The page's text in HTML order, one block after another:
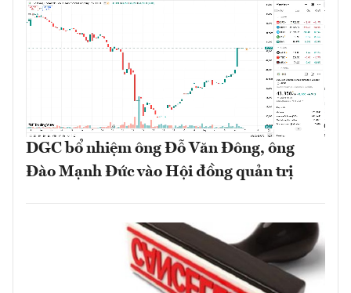
DGC bổ nhiệm ông Đỗ Văn Đông, ông
Đào Mạnh Đức vào Hội đồng quản trị